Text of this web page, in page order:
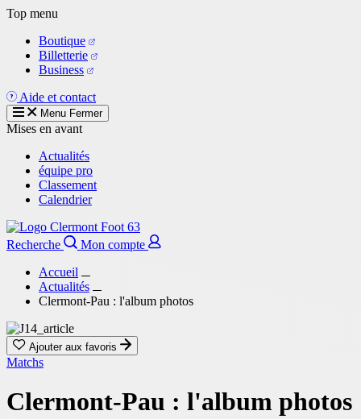
Aller
contenu
principal
Top menu
Boutique
Billetterie
Business
Aide et contact
Menu Fermer
Mises en avant
Actualités
équipe pro
Classement
Calendrier
Recherche
Mon compte
Accueil
Actualités
Clermont-Pau : l'album photos
Ajouter aux favoris
Matchs
Clermont-Pau : l'album photos